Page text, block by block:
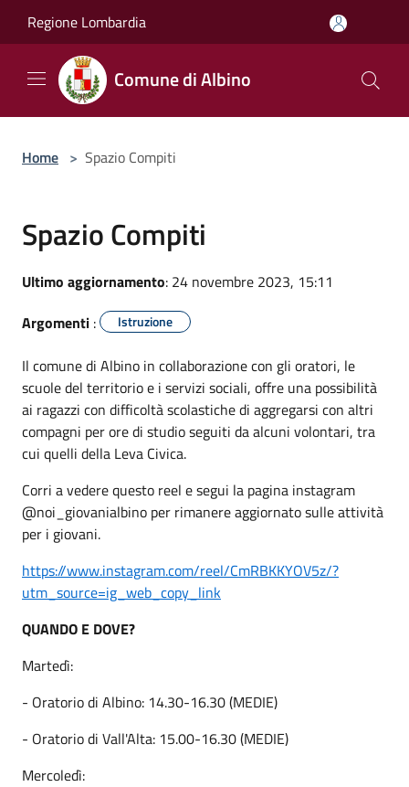
Regione Lombardia
Comune di Albino
Home > Spazio Compiti
Spazio Compiti
Ultimo aggiornamento: 24 novembre 2023, 15:11
Argomenti : Istruzione
Il comune di Albino in collaborazione con gli oratori, le
scuole del territorio e i servizi sociali, offre una possibilità
ai ragazzi con difficoltà scolastiche di aggregarsi con altri
compagni per ore di studio seguiti da alcuni volontari, tra
cui quelli della Leva Civica.
Corri a vedere questo reel e segui la pagina instagram
@noi_giovanialbino per rimanere aggiornato sulle attività
per i giovani.
https://www.instagram.com/reel/CmRBKKYOV5z/?
utm_source=ig_web_copy_link
QUANDO E DOVE?
Martedì:
- Oratorio di Albino: 14.30-16.30 (MEDIE)
- Oratorio di Vall'Alta: 15.00-16.30 (MEDIE)
Mercoledì: